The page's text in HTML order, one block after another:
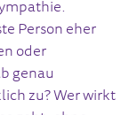
Person eher
oder
genau
zu? Wer wirkt